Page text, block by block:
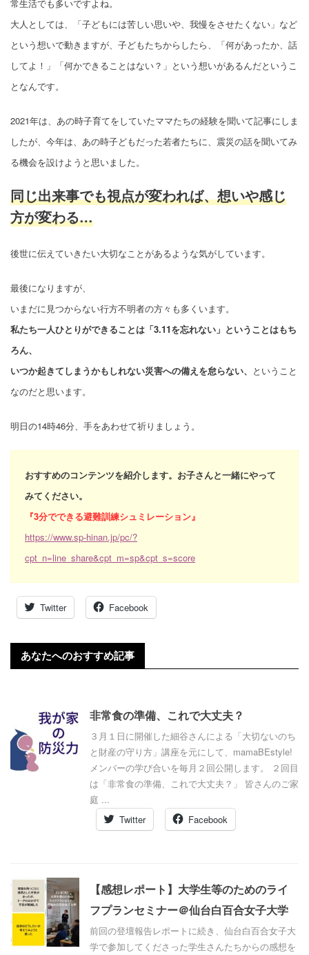
常生活でも多いですよね。
大人としては、「子どもには苦しい思いや、我慢をさせたくない」など
という想いで動きますが、子どもたちからしたら、「何があったか、話
してよ！」「何かできることはない？」という想いがあるんだというこ
となんです。
2021年は、あの時子育てをしていたママたちの経験を聞いて記事にしま
したが、今年は、あの時子どもだった若者たちに、震災の話を聞いてみ
る機会を設けようと思いました。
同じ出来事でも視点が変われば、想いや感じ
方が変わる…
後世に伝えていきたい大切なことがあるような気がしています。
最後になりますが、
いまだに見つからない行方不明者の方々も多くいます。
私たち一人ひとりができることは「3.11を忘れない」ということはもち
ろん、
いつか起きてしまうかもしれない災害への備えを怠らない、 ということ
なのだと思います。
明日の14時46分、手をあわせて祈りましょう。
おすすめのコンテンツを紹介します。お子さんと一緒にやって
みてください。
『3分でできる避難訓練シュミレーション』
https://www.sp-hinan.jp/pc/?
cpt_n=line_share&cpt_m=sp&cpt_s=score
Twitter Facebook
あなたへのおすすめ記事
非常食の準備、これで大丈夫？
３月１日に開催した細谷さんによる「大切ないのち
と財産の守り方」講座を元にして、mamaBEstyle!
メンバーの学び合いを毎月２回公開します。 ２回目
は「非常食の準備、これで大丈夫？」 皆さんのご家
庭 ...
Twitter
Facebook
【感想レポート】大学生等のためのライ
フプランセミナー＠仙台白百合女子大学
前回の登壇報告レポートに続き、仙台白百合女子大
学で参加してくださった学生さんたちからの感想を